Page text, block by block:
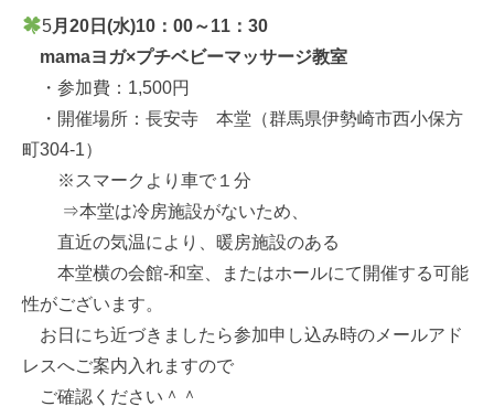
5月20日(水)10：00～11：30
mamaヨガ×プチベビーマッサージ教室
・参加費：1,500円
・開催場所：長安寺 本堂（群馬県伊勢崎市西小保方
町304-1）
※スマークより車で１分
⇒本堂は冷房施設がないため、
直近の気温により、暖房施設のある
本堂横の会館-和室、またはホールにて開催する可能
性がございます。
お日にち近づきましたら参加申し込み時のメールアド
レスへご案内入れますので
ご確認ください＾＾